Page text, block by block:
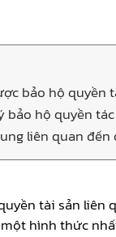
bảo hộ quyền
bảo hộ quyền
liên quan
tài sản liên
hình thức